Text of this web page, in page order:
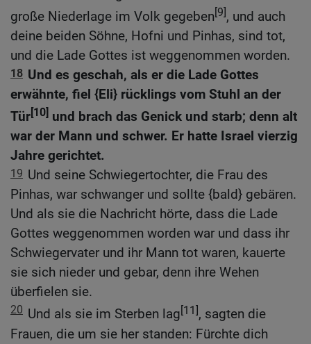
große Niederlage im Volk gegeben[9], und auch
deine beiden Söhne, Hofni und Pinhas, sind tot,
und die Lade Gottes ist weggenommen worden.
18 Und es geschah, als er die Lade Gottes
erwähnte, fiel {Eli} rücklings vom Stuhl an der
Tür[10] und brach das Genick und starb; denn alt
war der Mann und schwer. Er hatte Israel vierzig
Jahre gerichtet.
19 Und seine Schwiegertochter, die Frau des
Pinhas, war schwanger und sollte {bald} gebären.
Und als sie die Nachricht hörte, dass die Lade
Gottes weggenommen worden war und dass ihr
Schwiegervater und ihr Mann tot waren, kauerte
sie sich nieder und gebar, denn ihre Wehen
überfielen sie.
20 Und als sie im Sterben lag[11], sagten die
Frauen, die um sie her standen: Fürchte dich